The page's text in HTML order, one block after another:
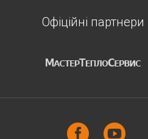
Офіційні партнери